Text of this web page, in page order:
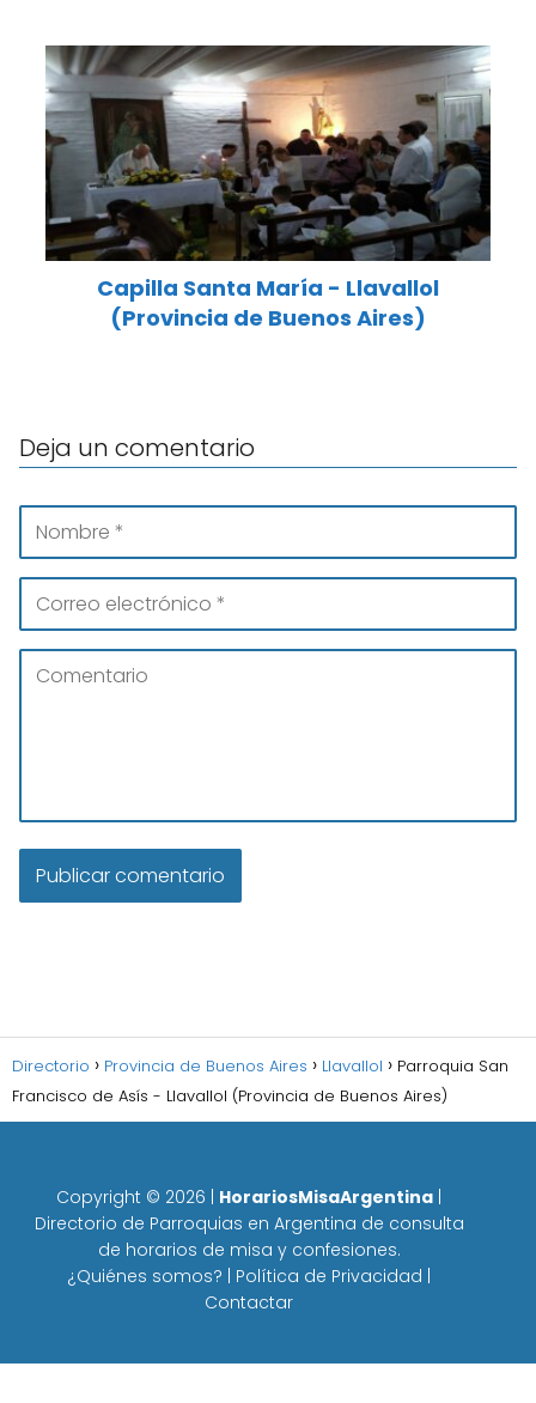
Capilla Santa María - Llavallol
(Provincia de Buenos Aires)
Deja un comentario
Directorio Provincia de Buenos Aires Llavallol
Parroquia San
Francisco de Asís - Llavallol (Provincia de Buenos Aires)
Copyright © 2026 HorariosMisaArgentina
Directorio de Parroquias en Argentina de consulta
de horarios de misa y confesiones.
¿Quiénes somos?
Política de Privacidad
Contactar